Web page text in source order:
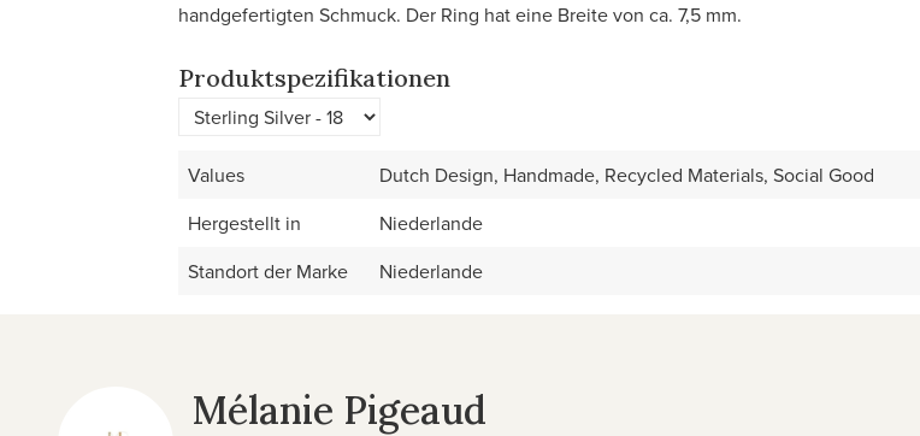
handgefertigten Schmuck. Der Ring hat eine Breite von ca. 7,5 mm.
Produktspezifikationen
Values
Dutch Design, Handmade, Recycled Materials, Social Good
Hergestellt in
Niederlande
Standort der Marke
Niederlande
Mélanie Pigeaud